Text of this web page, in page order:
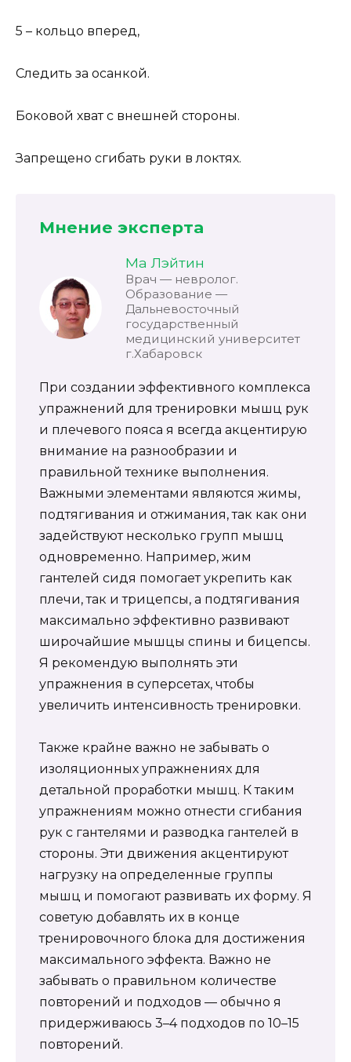
5 – кольцо вперед,
Следить за осанкой.
Боковой хват с внешней стороны.
Запрещено сгибать руки в локтях.
Мнение эксперта
Ма Лэйтин
Врач — невролог.
Образование —
Дальневосточный
государственный
медицинский университет
г.Хабаровск
При создании эффективного комплекса
упражнений для тренировки мышц рук
и плечевого пояса я всегда акцентирую
внимание на разнообразии и
правильной технике выполнения.
Важными элементами являются жимы,
подтягивания и отжимания, так как они
задействуют несколько групп мышц
одновременно. Например, жим
гантелей сидя помогает укрепить как
плечи, так и трицепсы, а подтягивания
максимально эффективно развивают
широчайшие мышцы спины и бицепсы.
Я рекомендую выполнять эти
упражнения в суперсетах, чтобы
увеличить интенсивность тренировки.
Также крайне важно не забывать о
изоляционных упражнениях для
детальной проработки мышц. К таким
упражнениям можно отнести сгибания
рук с гантелями и разводка гантелей в
стороны. Эти движения акцентируют
нагрузку на определенные группы
мышц и помогают развивать их форму. Я
советую добавлять их в конце
тренировочного блока для достижения
максимального эффекта. Важно не
забывать о правильном количестве
повторений и подходов — обычно я
придерживаюсь 3–4 подходов по 10–15
повторений.